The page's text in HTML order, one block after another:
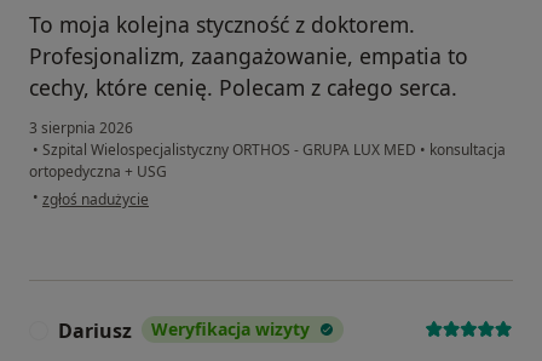
To moja kolejna styczność z doktorem.
Profesjonalizm, zaangażowanie, empatia to
cechy, które cenię. Polecam z całego serca.
3 sierpnia 2026
• Szpital Wielospecjalistyczny ORTHOS - GRUPA LUX MED • konsultacja
ortopedyczna + USG
• w opinii użytkownika Katarzyna
zgłoś nadużycie
Dariusz Weryfikacja wizyty